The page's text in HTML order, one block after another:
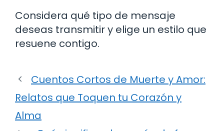
Considera qué tipo de mensaje
deseas transmitir y elige un estilo que
resuene contigo.
Cuentos Cortos de Muerte y Amor:
Relatos que Toquen tu Corazón y
Alma